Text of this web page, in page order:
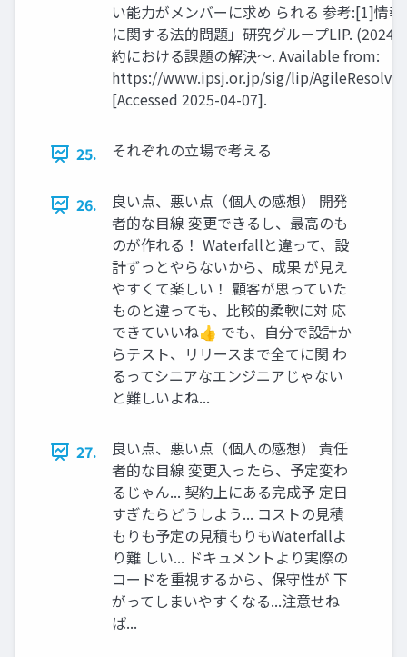
い能力がメンバーに求め られる 参考:[1]情
に関する法的問題」研究グループLIP.
約における課題の解決〜. Available from:
https://www.ipsj.or.jp/sig/lip/
[Accessed 2025-04-07].
25. それぞれの立場で考える
26.
良い点、悪い点（個人の感想） 開発
者的な目線 変更できるし、最高のも
のが作れる！ Waterfallと違って、設
計ずっとやらないから、成果 が見え
やすくて楽しい！ 顧客が思っていた
ものと違っても、比較的柔軟に対 応
できていいね👍 でも、自分で設計か
らテスト、リリースまで全てに関 わ
るってシニアなエンジニアじゃない
と難しいよね...
27.
良い点、悪い点（個人の感想） 責任
者的な目線 変更入ったら、予定変わ
るじゃん... 契約上にある完成予 定日
すぎたらどうしよう... コストの見積
もりも予定の見積もりもWaterfallよ
り難 しい... ドキュメントより実際の
コードを重視するから、保守性が 下
がってしまいやすくなる...注意せね
ば...